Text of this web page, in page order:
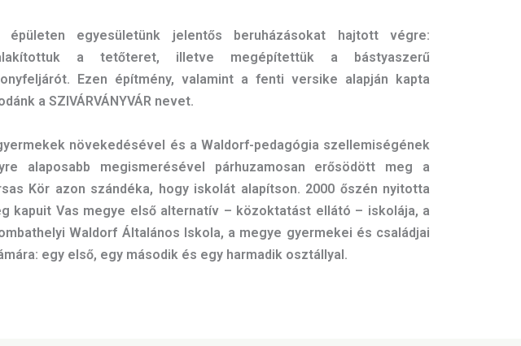
épületen egyesületünk jelentős beruházásokat hajtott végre:
a tetőteret, illetve megépítettük a bástyaszerű
Ezen építmény, valamint a fenti versike alapján kapta
a SZIVÁRVÁNYVÁR nevet.
növekedésével és a Waldorf-pedagógia szellemiségének
alaposabb megismerésével párhuzamosan erősödött meg a
Kör azon szándéka, hogy iskolát alapítson. 2000 őszén nyitotta
kapuit Vas megye első alternatív – közoktatást ellátó – iskolá­ja, a
Waldorf Általános Iskola, a megye gyermekei és családjai
egy első, egy második és egy harmadik osztállyal.